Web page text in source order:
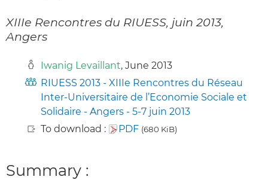
XIIIe Rencontres du RIUESS, juin 2013,
Angers
Iwanig Levaillant, June 2013
RIUESS 2013 - XIIIe Rencontres du Réseau
Inter-Universitaire de l’Economie Sociale et
Solidaire - Angers - 5-7 juin 2013
To download :
PDF (680 KiB)
Summary :